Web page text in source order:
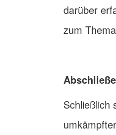
darüber
zum
Schließlich